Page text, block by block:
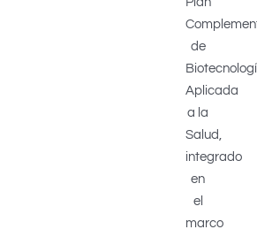
de
Aplicada
a la
Salud,
integrado
en
el
marco